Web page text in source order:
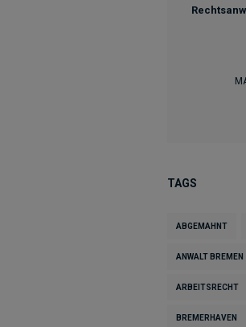
TAGS
ABGEMAHNT
ANWALT BREMEN
ARBEITSRECHT
BREMERHAVEN